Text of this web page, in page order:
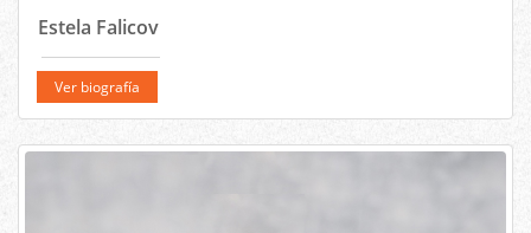
Estela Falicov
Ver biografía